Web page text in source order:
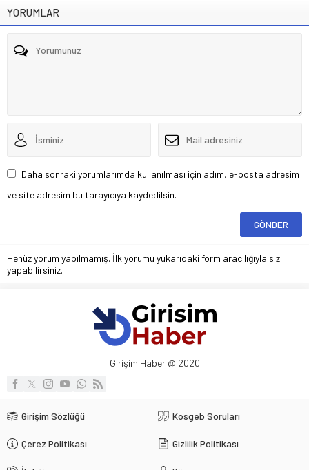
YORUMLAR
Daha sonraki yorumlarımda kullanılması için adım, e-posta adresim
ve site adresim bu tarayıcıya kaydedilsin.
Henüz yorum yapılmamış. İlk yorumu yukarıdaki form aracılığıyla siz
yapabilirsiniz.
Girişim Haber @ 2020
Girişim Sözlüğü Kosgeb Soruları
Çerez Politikası Gizlilik Politikası